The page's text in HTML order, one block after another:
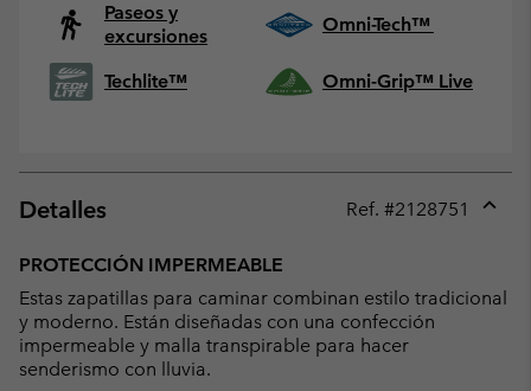
Paseos y
excursiones
Omni-Tech™
Techlite™ Omni-Grip™ Live
Detalles Ref. #2128751
PROTECCIÓN IMPERMEABLE
Estas zapatillas para caminar combinan estilo tradicional
y moderno. Están diseñadas con una confección
impermeable y malla transpirable para hacer
senderismo con lluvia.